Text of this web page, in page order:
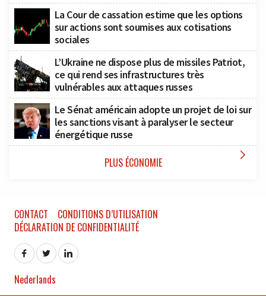
La Cour de cassation estime que les options
sur actions sont soumises aux cotisations
sociales
L’Ukraine ne dispose plus de missiles Patriot,
ce qui rend ses infrastructures très
vulnérables aux attaques russes
Le Sénat américain adopte un projet de loi sur
les sanctions visant à paralyser le secteur
énergétique russe
PLUS ÉCONOMIE 
CONTACT
CONDITIONS D’UTILISATION
DÉCLARATION DE CONFIDENTIALITÉ
Nederlands